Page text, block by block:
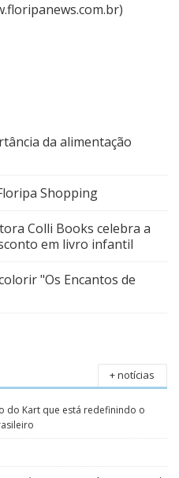
da alimentação
Shopping
Colli Books celebra a
em livro infantil
"Os Encantos de
+ notícias
do Kart que está redefinindo o